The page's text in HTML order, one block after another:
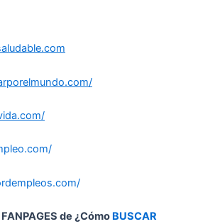
de ¿Cómo BUSCAR